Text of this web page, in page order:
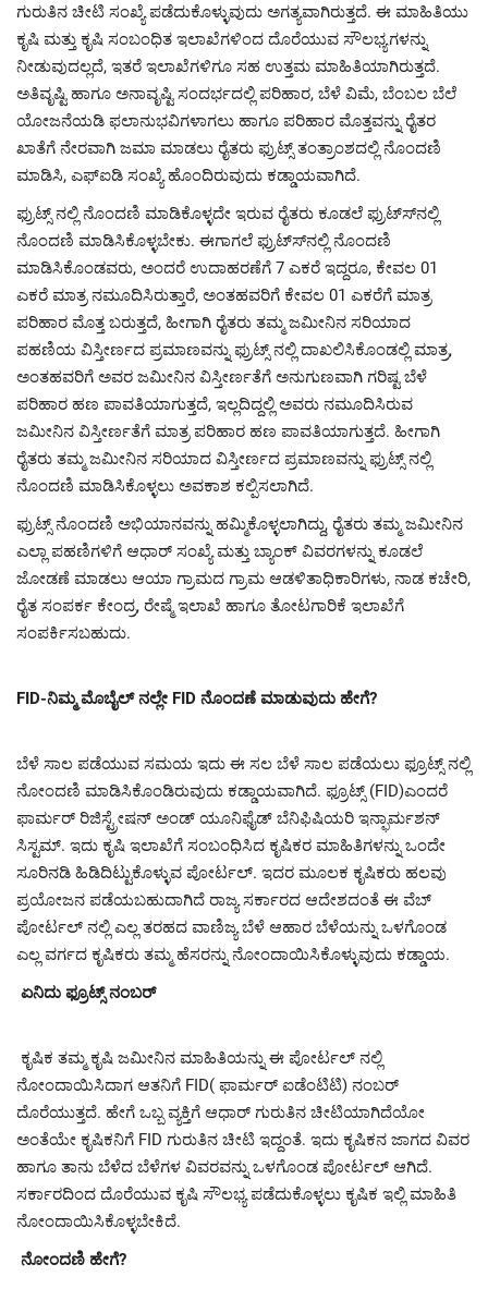
ಗುರುತಿನ ಚೀಟಿ ಸಂಖ್ಯೆ ಪಡೆದುಕೊಳ್ಳುವುದು ಅಗತ್ಯವಾಗಿರುತ್ತದೆ. ಈ ಮಾಹಿತಿಯು
ಕೃಷಿ ಮತ್ತು ಕೃಷಿ ಸಂಬಂಧಿತ ಇಲಾಖೆಗಳಿಂದ ದೊರೆಯುವ ಸೌಲಭ್ಯಗಳನ್ನು
ನೀಡುವುದಲ್ಲದೆ, ಇತರೆ ಇಲಾಖೆಗಳಿಗೂ ಸಹ ಉತ್ತಮ ಮಾಹಿತಿಯಾಗಿರುತ್ತದೆ.
ಅತಿವೃಷ್ಟಿ ಹಾಗೂ ಅನಾವೃಷ್ಟಿ ಸಂದರ್ಭದಲ್ಲಿ ಪರಿಹಾರ, ಬೆಳೆ ವಿಮೆ, ಬೆಂಬಲ ಬೆಲೆ
ಯೋಜನೆಯಡಿ ಫಲಾನುಭವಿಗಳಾಗಲು ಹಾಗೂ ಪರಿಹಾರ ಮೊತ್ತವನ್ನು ರೈತರ
ಖಾತೆಗೆ ನೇರವಾಗಿ ಜಮಾ ಮಾಡಲು ರೈತರು ಫ್ರುಟ್ಸ್ ತಂತ್ರಾಂಶದಲ್ಲಿ ನೊಂದಣಿ
ಮಾಡಿಸಿ, ಎಫ್‍ಐಡಿ ಸಂಖ್ಯೆ ಹೊಂದಿರುವುದು ಕಡ್ಡಾಯವಾಗಿದೆ.
ಫ್ರುಟ್ಸ್ ನಲ್ಲಿ ನೊಂದಣಿ ಮಾಡಿಕೊಳ್ಳದೇ ಇರುವ ರೈತರು ಕೂಡಲೆ ಫ್ರುಟ್ಸ್‍ನಲ್ಲಿ
ನೊಂದಣಿ ಮಾಡಿಸಿಕೊಳ್ಳಬೇಕು. ಈಗಾಗಲೆ ಫ್ರುಟ್ಸ್‍ನಲ್ಲಿ ನೊಂದಣಿ
ಮಾಡಿಸಿಕೊಂಡವರು, ಅಂದರೆ ಉದಾಹರಣೆಗೆ 7 ಎಕರೆ ಇದ್ದರೂ, ಕೇವಲ 01
ಎಕರೆ ಮಾತ್ರ ನಮೂದಿಸಿರುತ್ತಾರೆ, ಅಂತಹವರಿಗೆ ಕೇವಲ 01 ಎಕರೆಗೆ ಮಾತ್ರ
ಪರಿಹಾರ ಮೊತ್ತ ಬರುತ್ತದೆ, ಹೀಗಾಗಿ ರೈತರು ತಮ್ಮ ಜಮೀನಿನ ಸರಿಯಾದ
ಪಹಣಿಯ ವಿಸ್ತೀರ್ಣದ ಪ್ರಮಾಣವನ್ನು ಫ್ರುಟ್ಸ್ ನಲ್ಲಿ ದಾಖಲಿಸಿಕೊಂಡಲ್ಲಿ ಮಾತ್ರ,
ಅಂತಹವರಿಗೆ ಅವರ ಜಮೀನಿನ ವಿಸ್ತೀರ್ಣತೆಗೆ ಅನುಗುಣವಾಗಿ ಗರಿಷ್ಟ ಬೆಳೆ
ಪರಿಹಾರ ಹಣ ಪಾವತಿಯಾಗುತ್ತದೆ, ಇಲ್ಲದಿದ್ದಲ್ಲಿ ಅವರು ನಮೂದಿಸಿರುವ
ಜಮೀನಿನ ವಿಸ್ತೀರ್ಣತೆಗೆ ಮಾತ್ರ ಪರಿಹಾರ ಹಣ ಪಾವತಿಯಾಗುತ್ತದೆ. ಹೀಗಾಗಿ
ರೈತರು ತಮ್ಮ ಜಮೀನಿನ ಸರಿಯಾದ ವಿಸ್ತೀರ್ಣದ ಪ್ರಮಾಣವನ್ನು ಫ್ರುಟ್ಸ್ ನಲ್ಲಿ
ನೊಂದಣಿ ಮಾಡಿಸಿಕೊಳ್ಳಲು ಅವಕಾಶ ಕಲ್ಪಿಸಲಾಗಿದೆ.
ಫ್ರುಟ್ಸ್ ನೊಂದಣಿ ಅಭಿಯಾನವನ್ನು ಹಮ್ಮಿಕೊಳ್ಳಲಾಗಿದ್ದು, ರೈತರು ತಮ್ಮ ಜಮೀನಿನ
ಎಲ್ಲಾ ಪಹಣಿಗಳಿಗೆ ಆಧಾರ್ ಸಂಖ್ಯೆ ಮತ್ತು ಬ್ಯಾಂಕ್ ವಿವರಗಳನ್ನು ಕೂಡಲೆ
ಜೋಡಣೆ ಮಾಡಲು ಆಯಾ ಗ್ರಾಮದ ಗ್ರಾಮ ಆಡಳಿತಾಧಿಕಾರಿಗಳು, ನಾಡ ಕಚೇರಿ,
ರೈತ ಸಂಪರ್ಕ ಕೇಂದ್ರ, ರೇಷ್ಮೆ ಇಲಾಖೆ ಹಾಗೂ ತೋಟಗಾರಿಕೆ ಇಲಾಖೆಗೆ
ಸಂಪರ್ಕಿಸಬಹುದು.
FID-ನಿಮ್ಮ ಮೊಬೈಲ್ ನಲ್ಲೇ FID ನೊಂದಣೆ ಮಾಡುವುದು ಹೇಗೆ?
ಬೆಳೆ ಸಾಲ ಪಡೆಯುವ ಸಮಯ ಇದು ಈ ಸಲ ಬೆಳೆ ಸಾಲ ಪಡೆಯಲು ಫ್ರೂಟ್ಸ್ ನಲ್ಲಿ
ನೋಂದಣಿ ಮಾಡಿಸಿಕೊಂಡಿರುವುದು ಕಡ್ಡಾಯವಾಗಿದೆ. ಫ್ರೂಟ್ಸ್ (FID)ಎಂದರೆ
ಫಾರ್ಮರ್ ರಿಜಿಸ್ಟ್ರೇಷನ್ ಅಂಡ್ ಯೂನಿಫೈಡ್ ಬೆನಿಫಿಷಿಯರಿ ಇನ್ಫಾರ್ಮಶನ್
ಸಿಸ್ಟಮ್. ಇದು ಕೃಷಿ ಇಲಾಖೆಗೆ ಸಂಬಂಧಿಸಿದ ಕೃಷಿಕರ ಮಾಹಿತಿಗಳನ್ನು ಒಂದೇ
ಸೂರಿನಡಿ ಹಿಡಿದಿಟ್ಟುಕೊಳ್ಳುವ ಪೋರ್ಟಲ್. ಇದರ ಮೂಲಕ ಕೃಷಿಕರು ಹಲವು
ಪ್ರಯೋಜನ ಪಡೆಯಬಹುದಾಗಿದೆ ರಾಜ್ಯ ಸರ್ಕಾರದ ಆದೇಶದಂತೆ ಈ ವೆಬ್
ಪೋರ್ಟಲ್ ನಲ್ಲಿ ಎಲ್ಲ ತರಹದ ವಾಣಿಜ್ಯ ಬೆಳೆ ಆಹಾರ ಬೆಳೆಯನ್ನು ಒಳಗೊಂಡ
ಎಲ್ಲ ವರ್ಗದ ಕೃಷಿಕರು ತಮ್ಮ ಹೆಸರನ್ನು ನೋಂದಾಯಿಸಿಕೊಳ್ಳುವುದು ಕಡ್ಡಾಯ.
ಏನಿದು ಫ್ರೂಟ್ಸ್ ನಂಬರ್
ಕೃಷಿಕ ತಮ್ಮ ಕೃಷಿ ಜಮೀನಿನ ಮಾಹಿತಿಯನ್ನು ಈ ಪೋರ್ಟಲ್ ನಲ್ಲಿ
ನೋಂದಾಯಿಸಿದಾಗ ಆತನಿಗೆ FID( ಫಾರ್ಮರ್ ಐಡೆಂಟಿಟಿ) ನಂಬರ್
ದೊರೆಯುತ್ತದೆ. ಹೇಗೆ ಒಬ್ಬ ವ್ಯಕ್ತಿಗೆ ಆಧಾರ್ ಗುರುತಿನ ಚೀಟಿಯಾಗಿದೆಯೋ
ಅಂತೆಯೇ ಕೃಷಿಕನಿಗೆ FID ಗುರುತಿನ ಚೀಟಿ ಇದ್ದಂತೆ. ಇದು ಕೃಷಿಕನ ಜಾಗದ ವಿವರ
ಹಾಗೂ ತಾನು ಬೆಳೆದ ಬೆಳೆಗಳ ವಿವರವನ್ನು ಒಳಗೊಂಡ ಪೋರ್ಟಲ್ ಆಗಿದೆ.
ಸರ್ಕಾರದಿಂದ ದೊರೆಯುವ ಕೃಷಿ ಸೌಲಭ್ಯ ಪಡೆದುಕೊಳ್ಳಲು ಕೃಷಿಕ ಇಲ್ಲಿ ಮಾಹಿತಿ
ನೋಂದಾಯಿಸಿಕೊಳ್ಳಬೇಕಿದೆ.
ನೋಂದಣಿ ಹೇಗೆ?